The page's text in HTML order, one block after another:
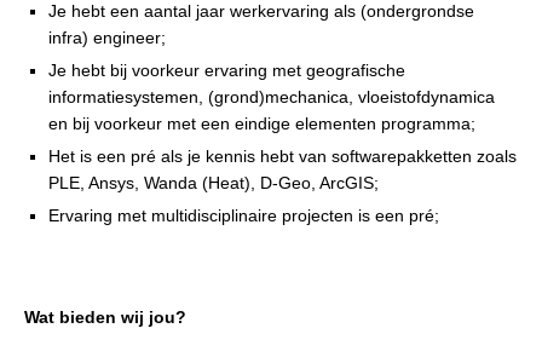
Je hebt een aantal jaar werkervaring als (ondergrondse
infra) engineer;
Je hebt bij voorkeur ervaring met geografische
informatiesystemen, (grond)mechanica, vloeistofdynamica
en bij voorkeur met een eindige elementen programma;
Het is een pré als je kennis hebt van softwarepakketten zoals
PLE, Ansys, Wanda (Heat), D-Geo, ArcGIS;
Ervaring met multidisciplinaire projecten is een pré;
Wat bieden wij jou?